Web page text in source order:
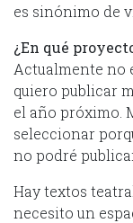
es sinónimo de
¿En qué
Actualmente no
quiero publicar
el año próximo.
seleccionar
no podré
Hay textos
necesito un